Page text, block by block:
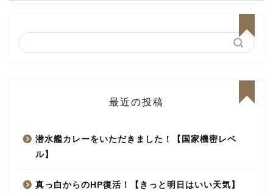
最近の投稿
潜水艦カレーをいただきました！【国家機密レベ
ル】
真っ白からのHP復活！【きっと明日はいい天気】